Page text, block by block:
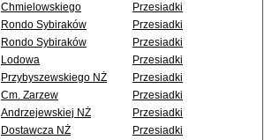
Chmielowskiego
Przesiadki
Rondo Sybiraków
Przesiadki
Rondo Sybiraków
Przesiadki
Lodowa
Przesiadki
Przybyszewskiego NŻ
Przesiadki
Cm. Zarzew
Przesiadki
Andrzejewskiej NŻ
Przesiadki
Dostawcza NŻ
Przesiadki